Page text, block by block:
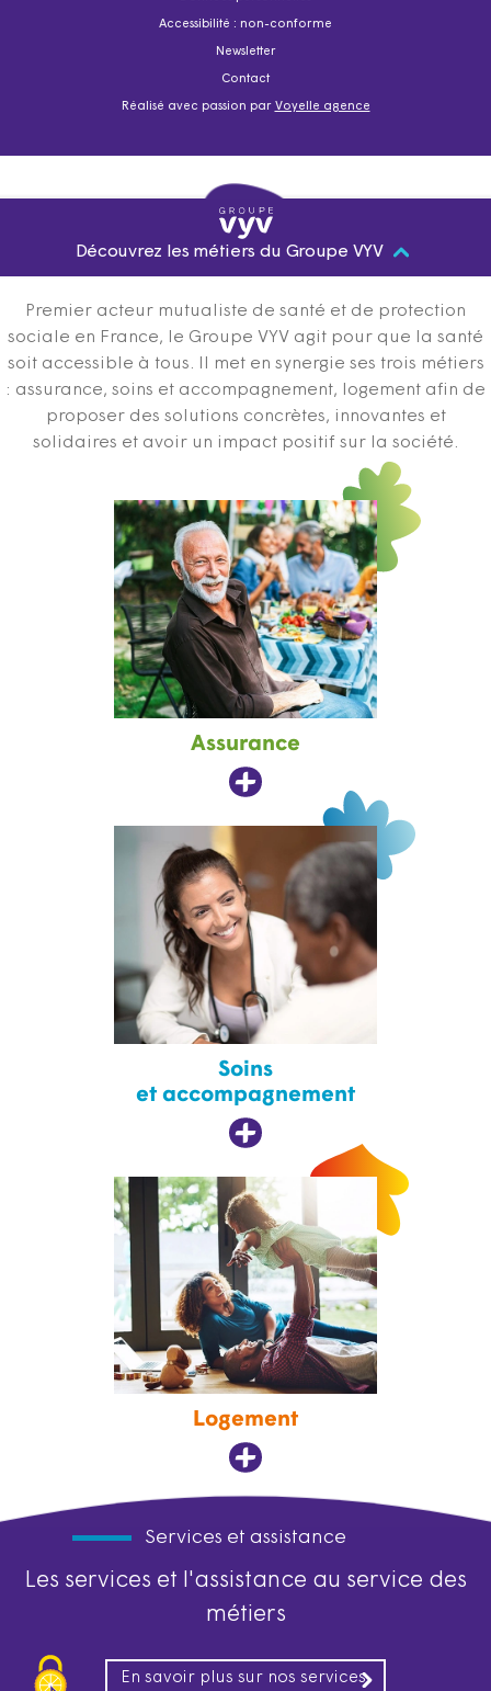
Accessibilité : non-conforme
Newsletter
Contact
Réalisé avec passion par Voyelle agence
Découvrez les métiers du Groupe VYV
Premier acteur mutualiste de santé et de protection
sociale en France, le Groupe VYV agit pour que la santé
soit accessible à tous. Il met en synergie ses trois métiers
: assurance, soins et accompagnement, logement afin de
proposer des solutions concrètes, innovantes et
solidaires et avoir un impact positif sur la société.
Assurance
Soins
et accompagnement
Logement
Services et assistance
Les services et l'assistance au service des
métiers
En savoir plus sur nos services